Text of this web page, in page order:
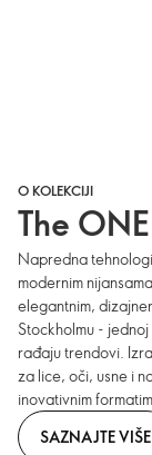
O KOLEKCIJI
The ONE
Napredna
modernim
elegantnim,
Stockholmu -
rađaju trendovi.
za lice, oči, usne i
inovativnim
SAZNAJTE VIŠE